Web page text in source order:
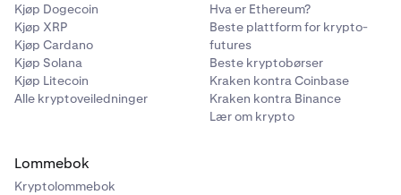
Kjøp Dogecoin
Kjøp XRP
Kjøp Cardano
Kjøp Solana
Kjøp Litecoin
Alle kryptoveiledninger
Hva er Ethereum?
Beste plattform for krypto-
futures
Beste kryptobørser
Kraken kontra Coinbase
Kraken kontra Binance
Lær om krypto
Lommebok
Kryptolommebok